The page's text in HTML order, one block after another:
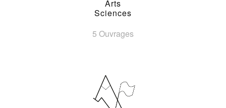
Arts
Sciences
5 Ouvrages